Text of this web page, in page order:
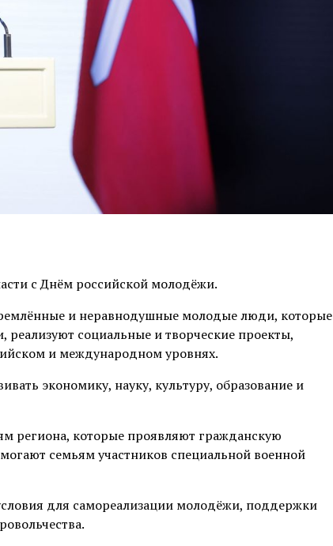
с Днём российской молодёжи.
и неравнодушные молодые люди, которые
реализуют социальные и творческие проекты,
и международном уровнях.
экономику, науку, культуру, образование и
региона, которые проявляют гражданскую
семьям участников специальной военной
для самореализации молодёжи, поддержки